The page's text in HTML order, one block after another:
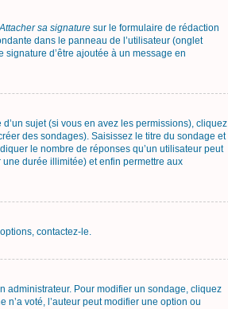
Attacher sa signature sur le formulaire de rédaction
dans le panneau de l’utilisateur (onglet
d’être ajoutée à un message en
sujet (si vous en avez les permissions), cliquez
des sondages). Saisissez le titre du sondage et
le nombre de réponses qu’un utilisateur peut
durée illimitée) et enfin permettre aux
contactez-le.
administrateur. Pour modifier un sondage, cliquez
voté, l’auteur peut modifier une option ou